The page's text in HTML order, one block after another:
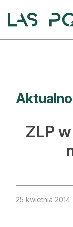
Artykuły
Hodowla
Nowe
Kultura i
ZLP
25 kwietnia 2014